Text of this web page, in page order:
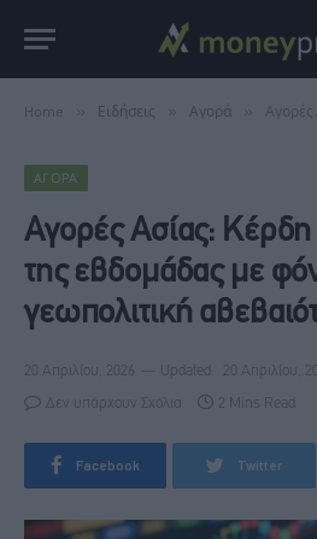
Home Ειδήσεις Αγορά Αγορές Ασίας:
ΑΓΟΡΆ
Αγορές Ασίας: Κέρδη
της εβδομάδας με
γεωπολιτική
20 Απριλίου, 2026 Updated: 20 Απριλίου,
Δεν υπάρχουν Σχόλια 2 Mins Read
Facebook Twitter